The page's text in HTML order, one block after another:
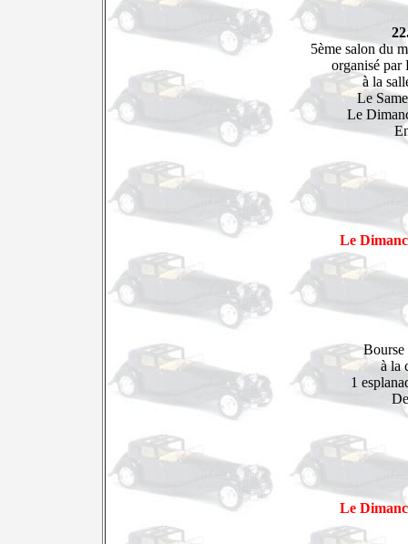
5ème salon du
organisé par
à la
Le
Le
Le
à la
1
Le